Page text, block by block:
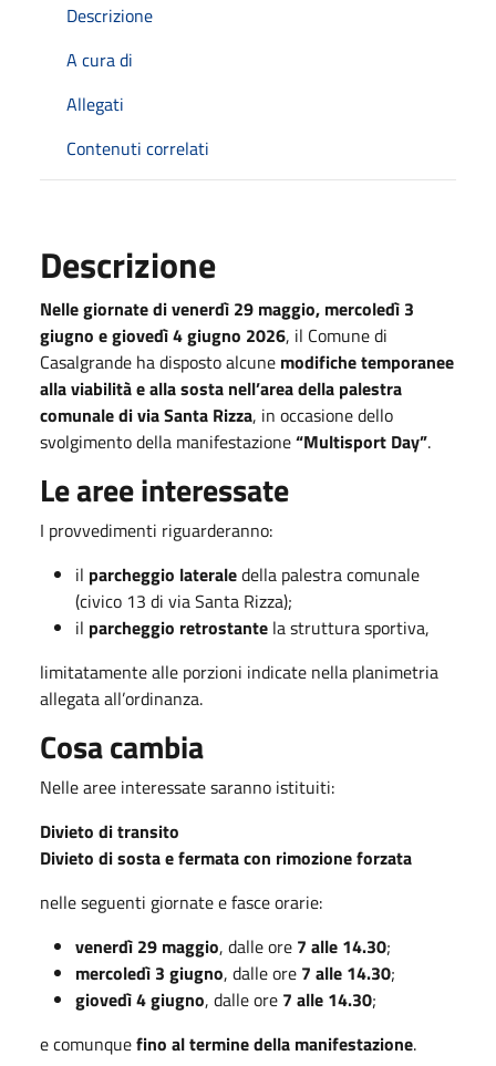
Descrizione
A cura di
Allegati
Contenuti correlati
Descrizione
Nelle giornate di venerdì 29 maggio, mercoledì 3
giugno e giovedì 4 giugno 2026, il Comune di
Casalgrande ha disposto alcune modifiche temporanee
alla viabilità e alla sosta nell’area della palestra
comunale di via Santa Rizza, in occasione dello
svolgimento della manifestazione“Multisport Day”.
Le aree interessate
I provvedimenti riguarderanno:
il parcheggio lateraledella palestra comunale
(civico 13 di via Santa Rizza);
il parcheggio retrostante la struttura sportiva,
limitatamente alle porzioni indicate nella planimetria
allegata all’ordinanza.
Cosa cambia
Nelle aree interessate saranno istituiti:
Divieto di transito
Divieto di sosta e fermata con rimozione forzata
nelle seguenti giornate e fasce orarie:
venerdì 29 maggio, dalle ore 7 alle 14.30;
mercoledì 3 giugno, dalle ore 7 alle 14.30;
giovedì 4 giugno, dalle ore 7 alle 14.30;
e comunquefino al termine della manifestazione.